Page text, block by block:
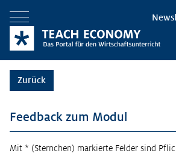
Menü öffnen
Zurück
Feedback zum Modul
Mit * (Sternchen) markierte Felder sind